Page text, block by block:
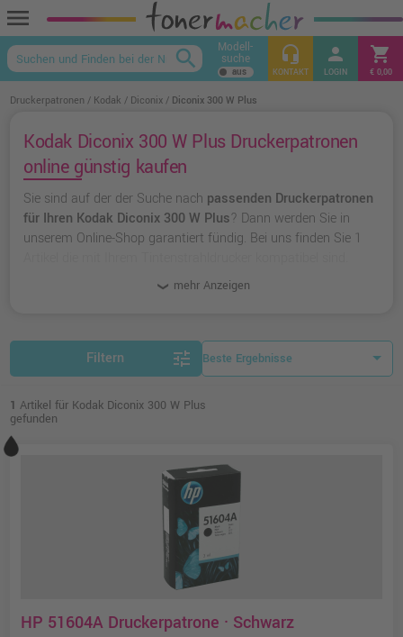
menu
keyboard_arrow_up
search Modell-
suche headset_mic
KONTAKT
person
LOGIN
shopping_cart
€ 0,00
Druckerpatronen Kodak Diconix Diconix 300 W Plus
Kodak Diconix 300 W Plus Druckerpatronen
online günstig kaufen
Sie sind auf der der Suche nach passenden Druckerpatronen
für Ihren Kodak Diconix 300 W Plus? Dann werden Sie in
unserem Online-Shop garantiert fündig. Bei uns finden Sie 1
originalen Druckerpatronen von Kodak
unserer Hausmarke Ampertec
mehr Anzeigen
Filtern tune
1 Artikel für Kodak Diconix 300 W Plus
gefunden
HP 51604A Druckerpatrone · Schwarz